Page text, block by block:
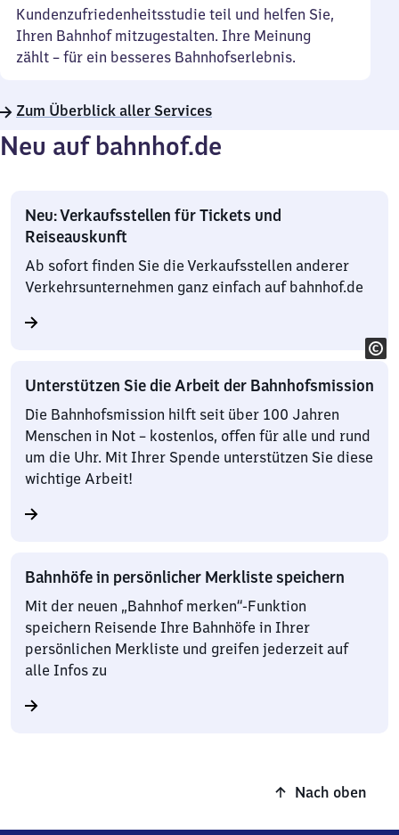
Kundenzufriedenheitsstudie teil und helfen Sie,
Ihren Bahnhof mitzugestalten. Ihre Meinung
zählt – für ein besseres Bahnhofserlebnis.
Zum Überblick aller Services
Neu auf bahnhof.de
Neu: Verkaufsstellen für Tickets und
Reiseauskunft
Ab sofort finden Sie die Verkaufsstellen anderer
Verkehrsunternehmen ganz einfach auf bahnhof.de
Unterstützen Sie die Arbeit der Bahnhofsmission
Die Bahnhofsmission hilft seit über 100 Jahren
Menschen in Not – kostenlos, offen für alle und rund
um die Uhr. Mit Ihrer Spende unterstützen Sie diese
wichtige Arbeit!
Bahnhöfe in persönlicher Merkliste speichern
Mit der neuen „Bahnhof merken“-Funktion
speichern Reisende Ihre Bahnhöfe in Ihrer
persönlichen Merkliste und greifen jederzeit auf
alle Infos zu
Nach oben